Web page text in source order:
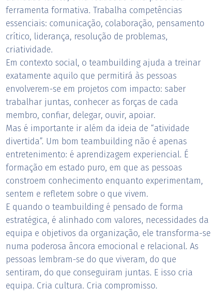
ferramenta formativa. Trabalha competências
essenciais: comunicação, colaboração, pensamento
crítico, liderança, resolução de problemas,
criatividade.
Em contexto social, o teambuilding ajuda a treinar
exatamente aquilo que permitirá às pessoas
envolverem-se em projetos com impacto: saber
trabalhar juntas, conhecer as forças de cada
membro, confiar, delegar, ouvir, apoiar.
Mas é importante ir além da ideia de “atividade
divertida”. Um bom teambuilding não é apenas
entretenimento: é aprendizagem experiencial. É
formação em estado puro, em que as pessoas
constroem conhecimento enquanto experimentam,
sentem e refletem sobre o que vivem.
E quando o teambuilding é pensado de forma
estratégica, é alinhado com valores, necessidades da
equipa e objetivos da organização, ele transforma-se
numa poderosa âncora emocional e relacional. As
pessoas lembram-se do que viveram, do que
sentiram, do que conseguiram juntas. E isso cria
equipa. Cria cultura. Cria compromisso.